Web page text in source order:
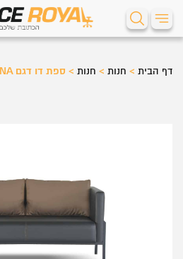
דף הבית > חנות > חנות > ספת דו דגם LENA